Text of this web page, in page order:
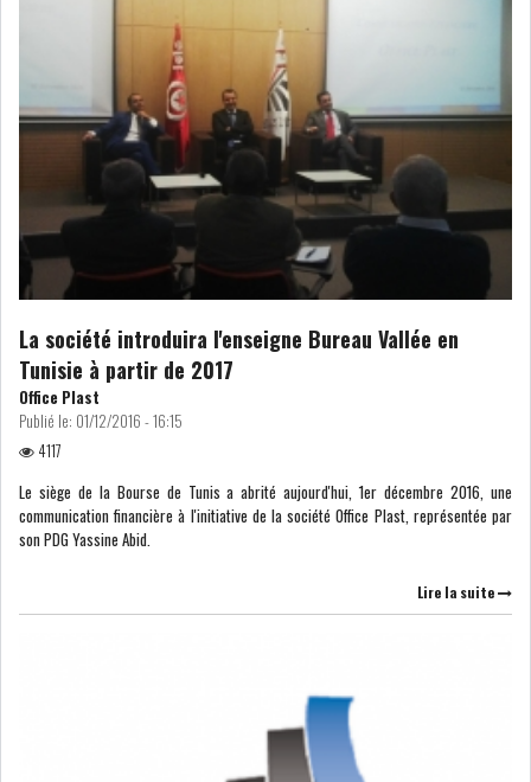
LE CALENDRIER FISCAL ET
SOCIAL 2021: LES...
RSS
ECONOMIE
ACTUALITÉS
ÉCONOMIQUES
EMPLOI
PRIVATISATION NOMINATION
ACTUALITÉS DES
SOCIÉTÉS
LOI DE FINANCE ENERGIE
MÉDIAS EDUCATION
La société introduira l'enseigne Bureau Vallée en
Tunisie à partir de 2017
Office Plast
Publié le: 01/12/2016 - 16:15
4117
Le siège de la Bourse de Tunis a abrité aujourd'hui, 1er décembre 2016, une
communication financière à l'initiative de la société Office Plast, représentée par
son PDG Yassine Abid.
Lire la suite